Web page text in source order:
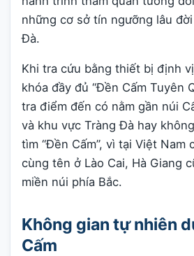
những cơ sở tín ngưỡng lâu
Đà.
Khi tra cứu bằng thiết bị định
khóa đầy đủ “Đền Cấm Tuyên
tra điểm đến có nằm gần núi
và khu vực Tràng Đà hay
tìm “Đền Cấm”, vì tại Việt Nam
cùng tên ở Lào Cai, Hà Giang
miền núi phía Bắc.
Không gian tự nhiên
Cấm